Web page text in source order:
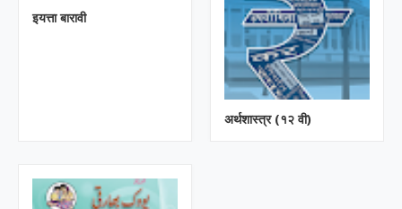
इयत्ता बारावी
अर्थशास्त्र (१२ वी)